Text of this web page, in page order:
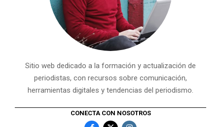
Sitio web dedicado a la formación y actualización de
periodistas, con recursos sobre comunicación,
herramientas digitales y tendencias del periodismo.
CONECTA CON NOSOTROS